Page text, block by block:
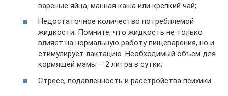
вареные яйца, манная каша или крепкий чай;
Недостаточное количество потребляемой
жидкости. Помните, что жидкость не только
влияет на нормальную работу пищеварения, но и
стимулирует лактацию. Необходимый объем для
кормящей мамы – 2 литра в сутки;
Стресс, подавленность и расстройства психики.